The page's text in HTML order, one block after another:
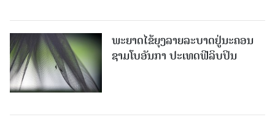
ພະຍາດໄຂ້ຍຸງລາຍລະບາດຢູ່ນະຄອນ
ຊາມໂບ​ອັນກາ ປະເທດຟີລິບປິນ